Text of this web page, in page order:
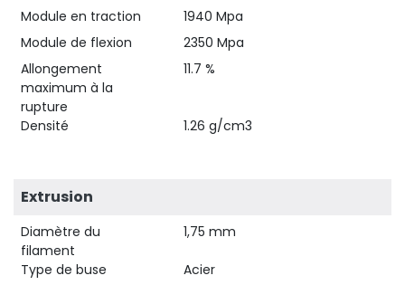
Module en traction
1940 Mpa
Module de flexion
2350 Mpa
Allongement
maximum à la
rupture
11.7 %
Densité 1.26 g/cm3
Extrusion
Diamètre du
filament
1,75 mm
Type de buse
Acier